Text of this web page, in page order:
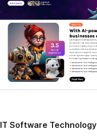
IT Software Technology